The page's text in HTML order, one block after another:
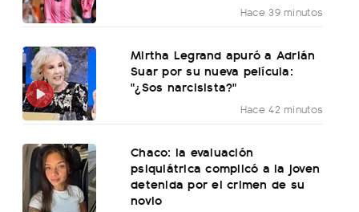
Hace 39 minutos
Mirtha Legrand apuró a Adrián
Suar por su nueva película:
"¿Sos narcisista?"
Hace 42 minutos
Chaco: la evaluación
psiquiátrica complicó a la joven
detenida por el crimen de su
novio